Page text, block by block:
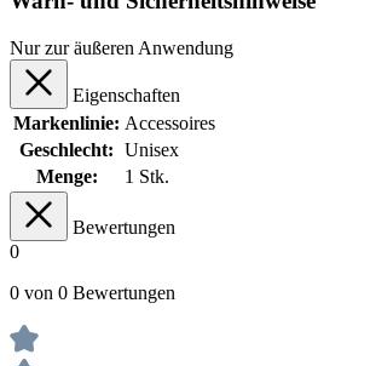
Nur zur äußeren Anwendung
Eigenschaften
Markenlinie: Accessoires
Geschlecht: Unisex
Menge:
1 Stk.
Bewertungen
0
0 von 0 Bewertungen